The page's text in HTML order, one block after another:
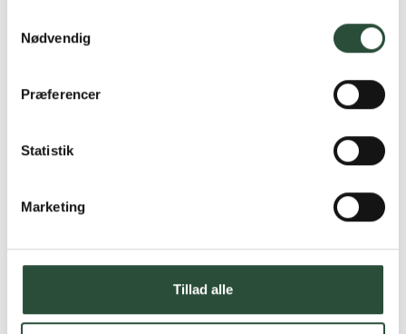
Nødvendig
Præferencer
Statistik
Marketing
Tillad alle